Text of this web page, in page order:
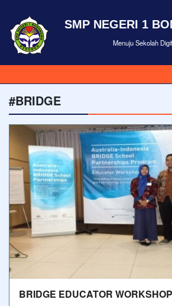
SMP NEGERI 1
Menuju Sekolah
#BRIDGE
BRIDGE EDUCATOR